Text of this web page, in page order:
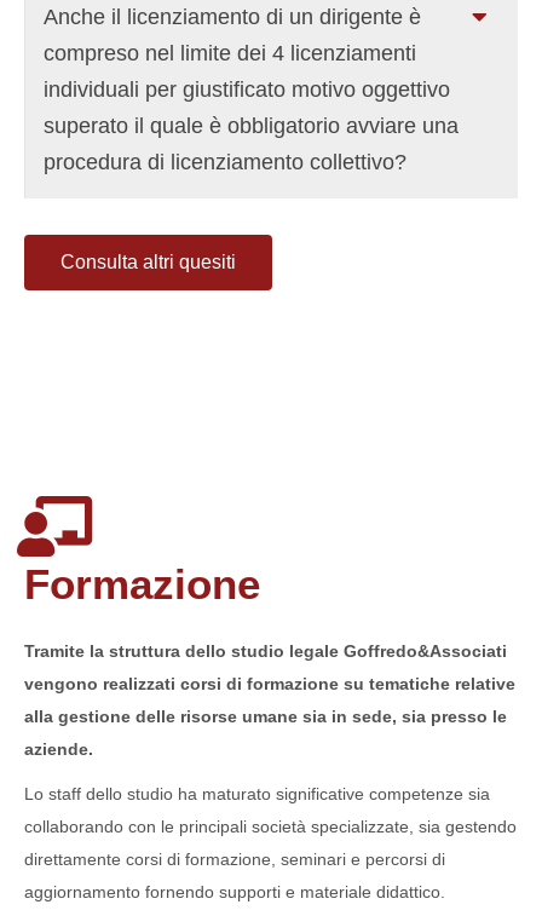
Anche il licenziamento di un dirigente è
compreso nel limite dei 4 licenziamenti
individuali per giustificato motivo oggettivo
superato il quale è obbligatorio avviare una
procedura di licenziamento collettivo?
Consulta altri quesiti
Formazione
Tramite la struttura dello studio legale Goffredo&Associati
vengono realizzati corsi di formazione su tematiche relative
alla gestione delle risorse umane sia in sede, sia presso le
aziende.
Lo staff dello studio ha maturato significative competenze sia
collaborando con le principali società specializzate, sia gestendo
direttamente corsi di formazione, seminari e percorsi di
aggiornamento fornendo supporti e materiale didattico.